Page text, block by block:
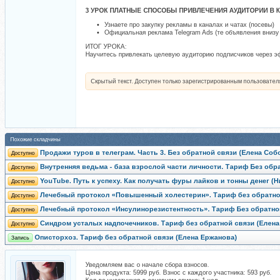
3 УРОК ПЛАТНЫЕ СПОСОБЫ ПРИВЛЕЧЕНИЯ АУДИТОРИИ В
Узнаете про закупку рекламы в каналах и чатах (посевы)
Официальная реклама Telegram Ads (те объявления
ИТОГ УРОКА:
Научитесь привлекать целевую аудиторию подписчиков через
Скрытый текст. Доступен только зарегистрированным
Похожие складчины
Доступно Продажи туров в телеграм. Часть 3. Без обратной связи (Елена
Доступно Внутренняя ведьма - база взрослой части личности. Тариф Без
Доступно YouTube. Путь к успеху. Как получать фуры лайков и тонны денег
Доступно Лечебный протокол «Повышенный холестерин». Тариф без
Доступно Лечебный протокол «Инсулинорезистентность». Тариф Без
Доступно Синдром усталых надпочечников. Тариф без обратной связи
Запись Описторхоз. Тариф без обратной связи (Елена Ержанова)
Уведомляем вас о начале сбора взносов.
Цена продукта: 5999 руб. Взнос с каждого участника: 593 руб.